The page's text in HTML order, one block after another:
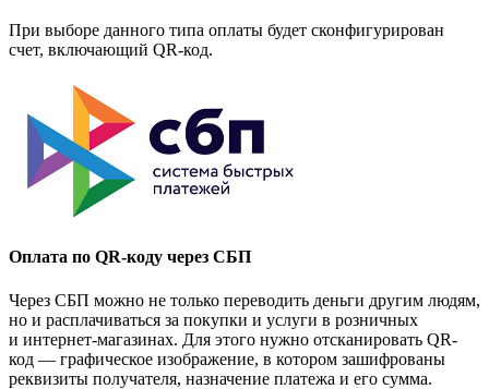
При выборе данного типа оплаты будет сконфигурирован
счет, включающий QR-код.
Оплата по QR-коду через СБП
Через СБП можно не только переводить деньги другим людям,
но и расплачиваться за покупки и услуги в розничных
и интернет-магазинах. Для этого нужно отсканировать QR-
код — графическое изображение, в котором зашифрованы
реквизиты получателя, назначение платежа и его сумма.